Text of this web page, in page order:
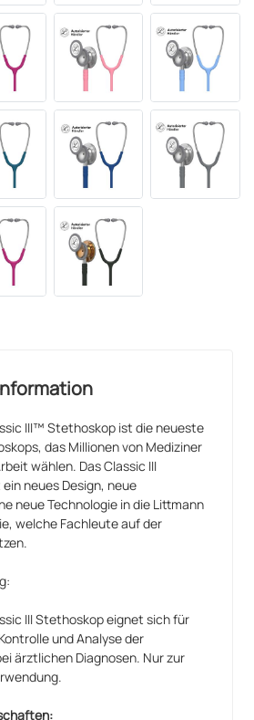
III™ Stethoskop ist die neueste
das Millionen von Mediziner
wählen. Das Classic III
neues Design, neue
neue Technologie in die Littmann
welche Fachleute auf der
:
eignet sich für
und Analyse der
ärztlichen Diagnosen. Nur zur